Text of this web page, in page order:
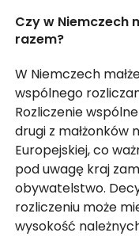
Czy w Niemczech
razem?
W Niemczech
wspólnego
Rozliczenie
drugi z małżonków
Europejskiej, co
pod uwagę kraj
obywatelstwo.
rozliczeniu może
wysokość